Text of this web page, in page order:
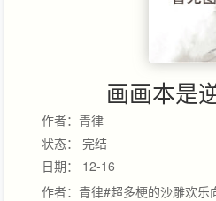
画画本是
作者：青律
状态： 完结
日期： 12-16
作者：青律#超多梗的沙雕欢乐